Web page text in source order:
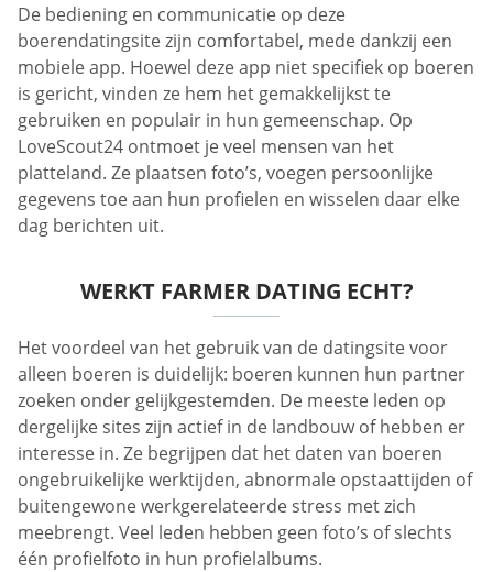
De bediening en communicatie op deze
boerendatingsite zijn comfortabel, mede dankzij een
mobiele app. Hoewel deze app niet specifiek op boeren
is gericht, vinden ze hem het gemakkelijkst te
gebruiken en populair in hun gemeenschap. Op
LoveScout24 ontmoet je veel mensen van het
platteland. Ze plaatsen foto’s, voegen persoonlijke
gegevens toe aan hun profielen en wisselen daar elke
dag berichten uit.
WERKT FARMER DATING ECHT?
Het voordeel van het gebruik van de datingsite voor
alleen boeren is duidelijk: boeren kunnen hun partner
zoeken onder gelijkgestemden. De meeste leden op
dergelijke sites zijn actief in de landbouw of hebben er
interesse in. Ze begrijpen dat het daten van boeren
ongebruikelijke werktijden, abnormale opstaattijden of
buitengewone werkgerelateerde stress met zich
meebrengt. Veel leden hebben geen foto’s of slechts
één profielfoto in hun profielalbums.